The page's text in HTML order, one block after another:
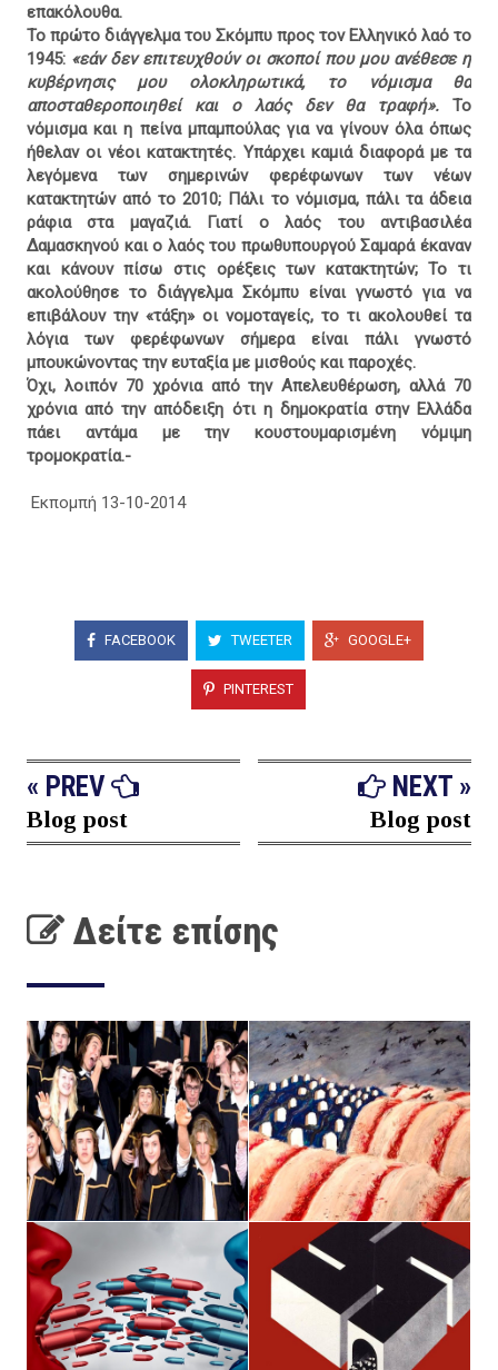
επακόλουθα.
Το πρώτο διάγγελμα του Σκόμπυ προς τον Ελληνικό λαό το
1945: «εάν δεν επιτευχθούν οι σκοποί που μου ανέθεσε η
κυβέρνησις μου ολοκληρωτικά, το νόμισμα θα
αποσταθεροποιηθεί και ο λαός δεν θα τραφή». Το
νόμισμα και η πείνα μπαμπούλας για να γίνουν όλα όπως
ήθελαν οι νέοι κατακτητές. Υπάρχει καμιά διαφορά με τα
λεγόμενα των σημερινών φερέφωνων των νέων
κατακτητών από το 2010; Πάλι το νόμισμα, πάλι τα άδεια
ράφια στα μαγαζιά. Γιατί ο λαός του αντιβασιλέα
Δαμασκηνού και ο λαός του πρωθυπουργού Σαμαρά έκαναν
και κάνουν πίσω στις ορέξεις των κατακτητών; Το τι
ακολούθησε το διάγγελμα Σκόμπυ είναι γνωστό για να
επιβάλουν την «τάξη» οι νομοταγείς, το τι ακολουθεί τα
λόγια των φερέφωνων σήμερα είναι πάλι γνωστό
μπουκώνοντας την ευταξία με μισθούς και παροχές.
Όχι, λοιπόν 70 χρόνια από την Απελευθέρωση, αλλά 70
χρόνια από την απόδειξη ότι η δημοκρατία στην Ελλάδα
πάει αντάμα με την κουστουμαρισμένη νόμιμη
τρομοκρατία.-
Εκπομπή 13-10-2014
FACEBOOK TWEETER GOOGLE+
PINTEREST
« PREV
Blog post
NEXT »
Blog post
Δείτε επίσης